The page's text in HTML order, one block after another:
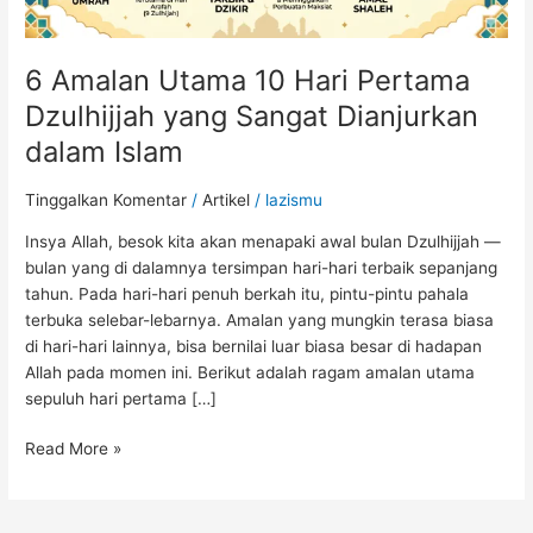
6 Amalan Utama 10 Hari Pertama
Dzulhijjah yang Sangat Dianjurkan
dalam Islam
Tinggalkan Komentar /Artikel / lazismu
Insya Allah, besok kita akan menapaki awal bulan Dzulhijjah —
bulan yang di dalamnya tersimpan hari-hari terbaik sepanjang
tahun. Pada hari-hari penuh berkah itu, pintu-pintu pahala
terbuka selebar-lebarnya. Amalan yang mungkin terasa biasa
di hari-hari lainnya, bisa bernilai luar biasa besar di hadapan
Allah pada momen ini. Berikut adalah ragam amalan utama
sepuluh hari pertama […]
yang
Dianjurkan
dalam
Islam
Read More »